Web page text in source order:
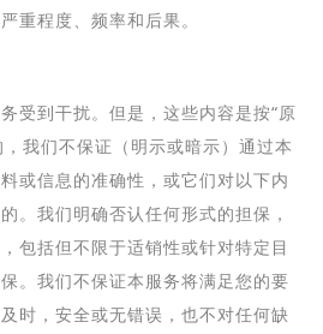
重程度、频率和后果。
受到干扰。但是，这些内容是按“原
，我们不保证（明示或暗示）通过本
或信息的准确性，或它们对以下内
。我们明确否认任何形式的担保，
包括但不限于适销性或针对特定目
。我们不保证本服务将满足您的要
时，安全或无错误，也不对任何缺